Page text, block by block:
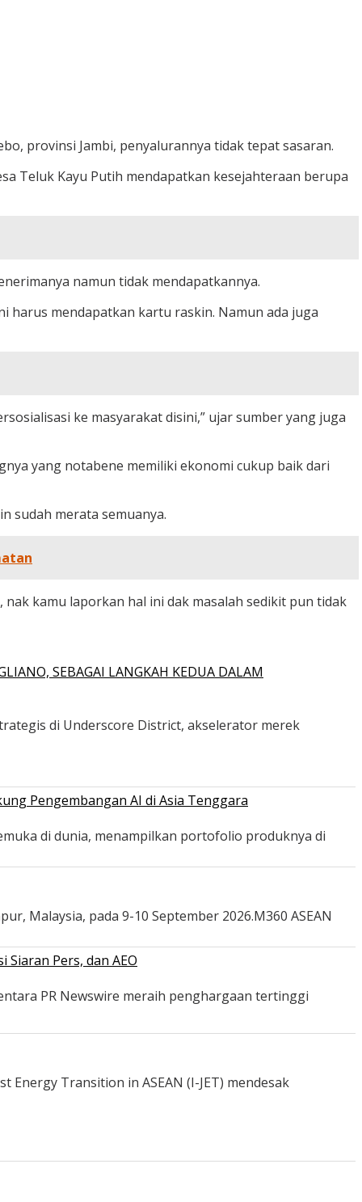
provinsi Jambi, penyalurannya tidak tepat sasaran.
Teluk Kayu Putih mendapatkan kesejahteraan berupa
namun tidak mendapatkannya.
harus mendapatkan kartu raskin. Namun ada juga
ke masyarakat disini,” ujar sumber yang juga
yang notabene memiliki ekonomi cukup baik dari
sudah merata semuanya.
kamu laporkan hal ini dak masalah sedikit pun tidak
SEBAGAI LANGKAH KEDUA DALAM
di Underscore District, akselerator merek
Pengembangan AI di Asia Tenggara
di dunia, menampilkan portofolio produknya di
Malaysia, pada 9-10 September 2026.M360 ASEAN
Pers, dan AEO
PR Newswire meraih penghargaan tertinggi
Energy Transition in ASEAN (I-JET) mendesak